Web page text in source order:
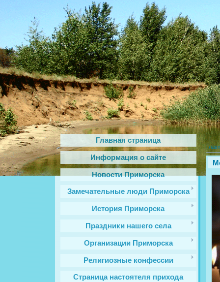
Главная страница
Информация о сайте
Новости Приморска
Замечательные люди Приморска
История Приморска
Праздники нашего села
Организации Приморска
Религиозные конфессии
Cтраница настоятеля прихода